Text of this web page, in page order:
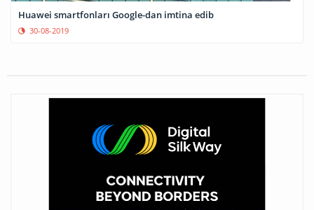
Huawei smartfonları Google-dan imtina edib
30-08-2019